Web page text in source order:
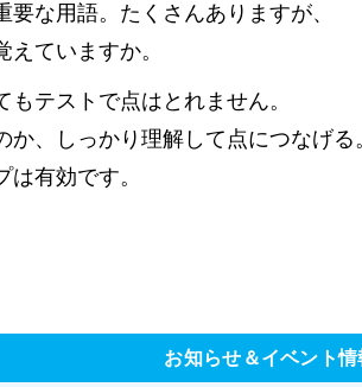
な用語。たくさんありますが、
ていますか。
テストで点はとれません。
か、しっかり理解して点につなげる
有効です。
お知らせ＆イベント情